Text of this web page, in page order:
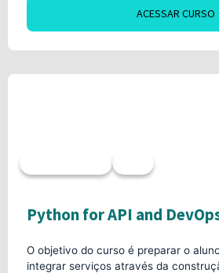
ACESSAR CURSO
Python for API and
O objetivo do curso é preparar o
integrar serviços através da